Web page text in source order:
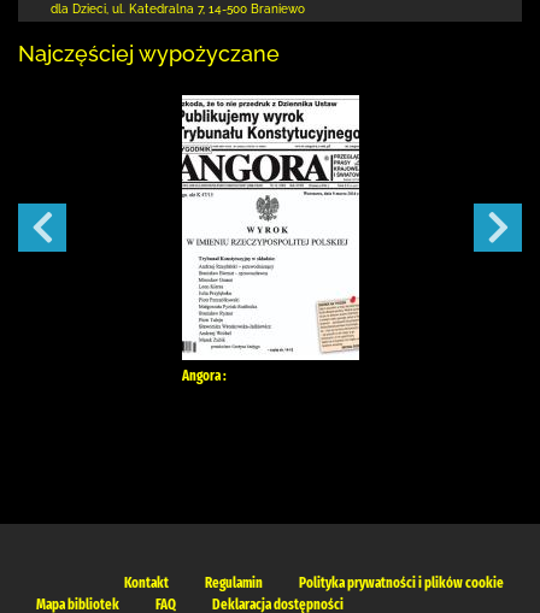
dla Dzieci, ul. Katedralna 7, 14-500 Braniewo
Najczęściej wypożyczane
Angora :
Kontakt Regulamin
Polityka prywatności i plików cookie
Mapa bibliotek
FAQ Deklaracja dostępności